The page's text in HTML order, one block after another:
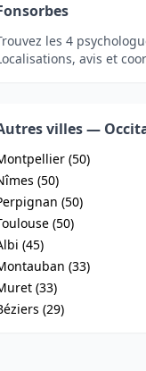
les 4
avis et
villes —
(50)
(50)
(50)
(50)
(45)
(33)
(33)
(29)